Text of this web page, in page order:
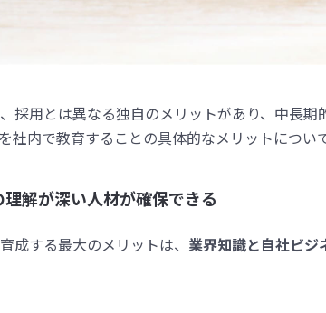
採用とは異なる独自のメリットがあり、中長
社内で教育することの具体的なメリットについ
解が深い人材が確保できる
成する最大のメリットは、 業界知識と自社ビ